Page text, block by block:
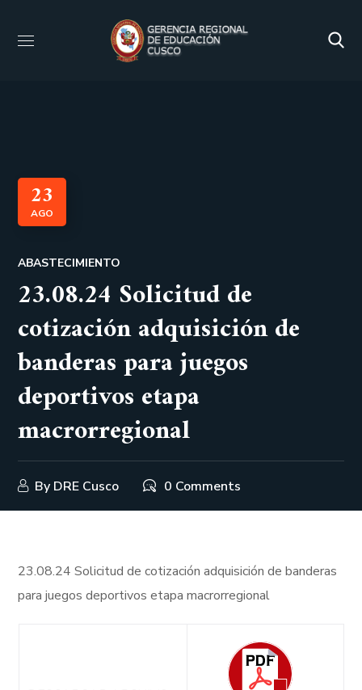
23
AGO
ABASTECIMIENTO
23.08.24 Solicitud de
cotización adquisición de
banderas para juegos
deportivos etapa
macrorregional
By DRE Cusco 0 Comments
23.08.24 Solicitud de cotización adquisición de banderas
para juegos deportivos etapa macrorregional